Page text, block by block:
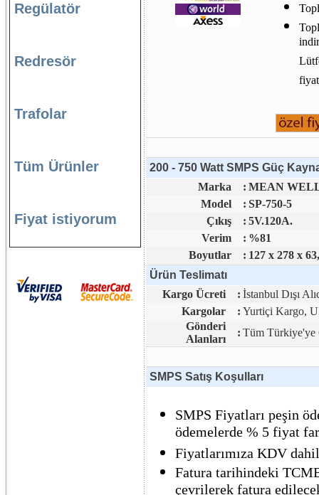
Regülatör
Redresör
Trafolar
Tüm Ürünler
Fiyat istiyorum
200 - 750 Watt SMPS Güç
Marka
: MEAN WELL
Model
: SP-750-5
Çıkış
: 5V.120A.
Verim
: %81
Boyutlar
: 127 x 278 x
Ürün Teslimatı
Kargo Ücreti
: İstanbul Dışı
Kargolar
: Yurtiçi Kargo,
Gönderi
Alanları
: Tüm Türkiye'ye
SMPS Satış Koşulları
SMPS Fiyatları peşin
ödemelerde % 5 fiyat
Fiyatlarımıza KDV
Fatura tarihindeki
çevrilerek fatura